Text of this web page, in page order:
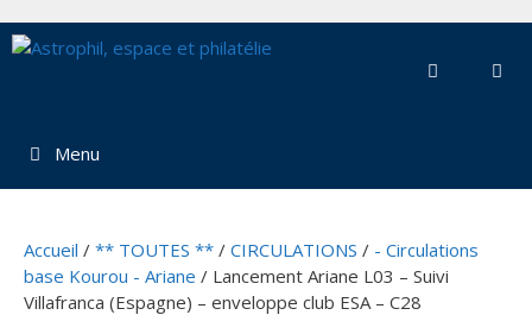
au
Menu
Accueil / ** TOUTES ** / CIRCULATIONS / - Circulations
base Kourou - Ariane / Lancement Ariane L03 – Suivi
Villafranca (Espagne) – enveloppe club ESA – C28